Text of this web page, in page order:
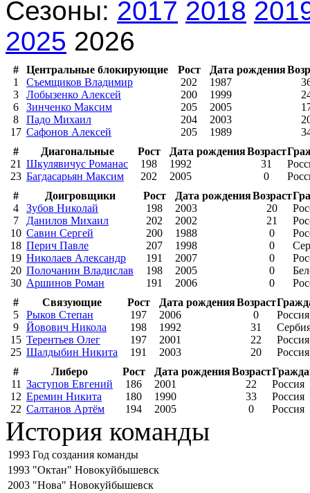
Сезоны: 2017 2018
2025 2026
# Центральные блокирующие Рост Дата рождения
1
Съемщиков Владимир 202 1987
3
Лобызенко Алексей 200 1999
6
Зинченко Максим 205 2005
8
Падо Михаил 204 2003
17 Сафонов Алексей 205 1989
#
Диагональные Рост Дата рожденияВозраст
21 Шкулявичус Романас 198 1992 31
23 Багдасарьян Максим 202 2005 0
#
Доигровщики Рост Дата рожденияВозраст
4
Зубов Николай 198 2003 20
7
Данилов Михаил 202 2002 21
10 Савин Сергей 200 1988 0
18 Перич Павле 207 1998 0
19 Николаев Александр 191 2007 0
20 Полочанин Владислав 198 2005 0
30 Аршинов Роман 191 2006 0
#
Связующие Рост Дата рожденияВозраст
5
Рыков Степан 197 2006 0
Россия
9
Йовович Никола 198 1992 31
15 Терентьев Олег 197 2001 22
Россия
25 Шалдыбин Никита 191 2003 20
Россия
#
Либеро Рост Дата рожденияВозраст
11 Заступов Евгений 186 2001 22
Россия
12 Еремин Никита 180 1990 33
Россия
22 Салтанов Артём 194 2005 0 Россия
История команды
1993 Год создания команды
1993 "Октан" Новокуйбышевск
2003 "Нова" Новокуйбышевск